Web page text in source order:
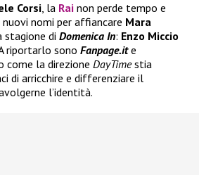
Corsi, la Rai non perde tempo e
nomi per affiancare Mara
stagione di Domenica In: Enzo Miccio
riportarlo sono Fanpage.ite
come la direzione DayTimestia
di arricchire e differenziare il
l’identità.